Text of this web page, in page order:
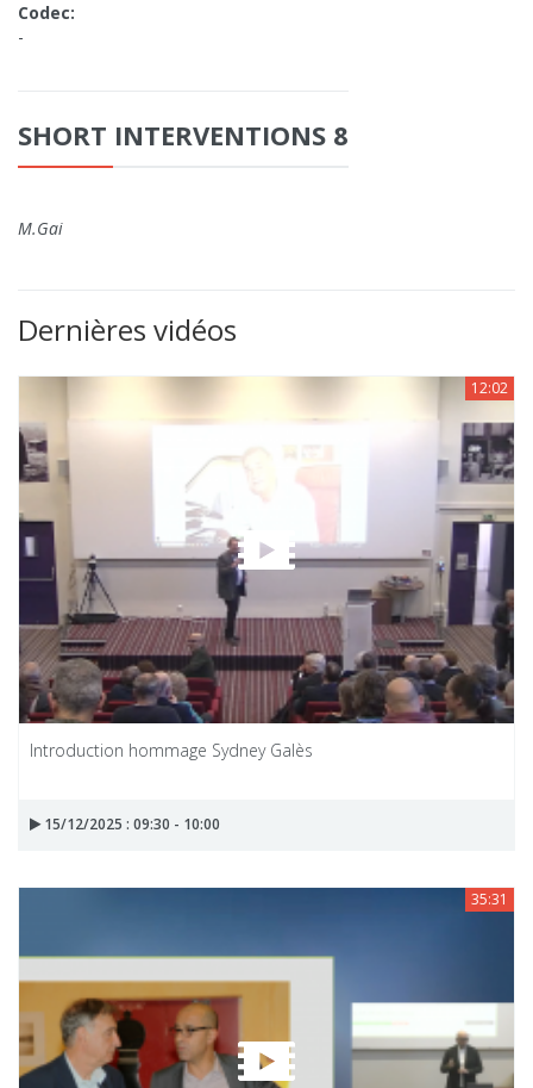
Codec:
-
SHORT INTERVENTIONS 8
M.Gai
Dernières vidéos
12:02
Introduction hommage Sydney Galès
15/12/2025 : 09:30 - 10:00
35:31